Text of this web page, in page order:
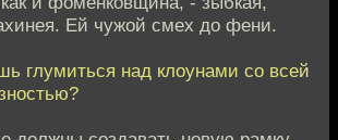
Ей чужой смех до фени.
глумиться над клоунами со всей